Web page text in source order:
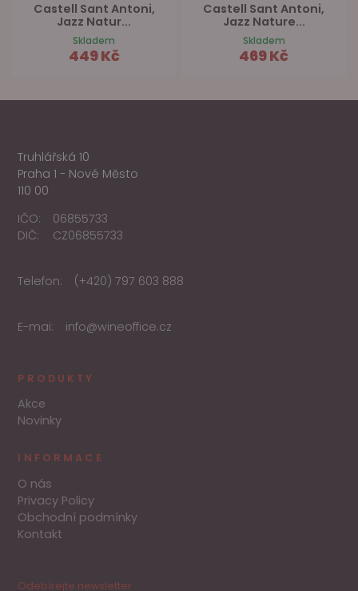
Castell Sant Antoni,
Jazz Natur...
Skladem
449 Kč
Castell Sant Antoni,
Jazz Nature...
Skladem
469 Kč
Truhlářská 10
Praha 1 - Nové Město
110 00
IČO:
06855733
DIČ:
CZ06855733
Telefon: (+420) 797 603 888
E-mai: info@wineoffice.cz
PRODUKTY
Akce
Novinky
INFORMACE
O nás
Privacy Policy
Obchodní podmínky
Kontakt
Odebírejte newsletter